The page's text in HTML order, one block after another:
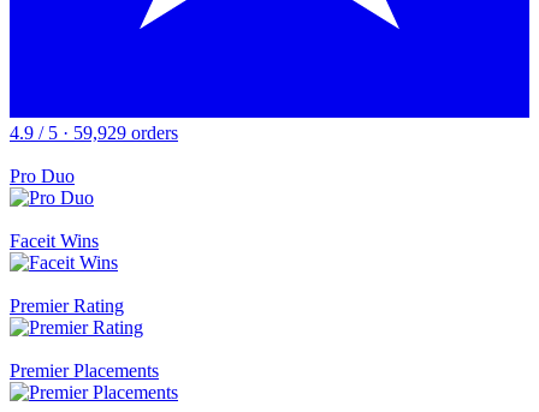
4.9 / 5 · 59,929 orders
Pro Duo
Faceit Wins
Premier Rating
Premier Placements